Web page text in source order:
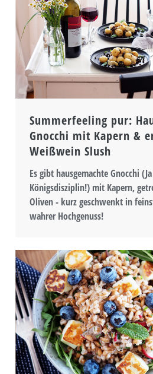
Summerfeeling pur:
Gnocchi mit Kapern &
Weißwein Slush
Es gibt hausgemachte Gnocchi
Königsdisziplin!) mit Kapern,
Oliven - kurz geschwenkt in
wahrer Hochgenuss!